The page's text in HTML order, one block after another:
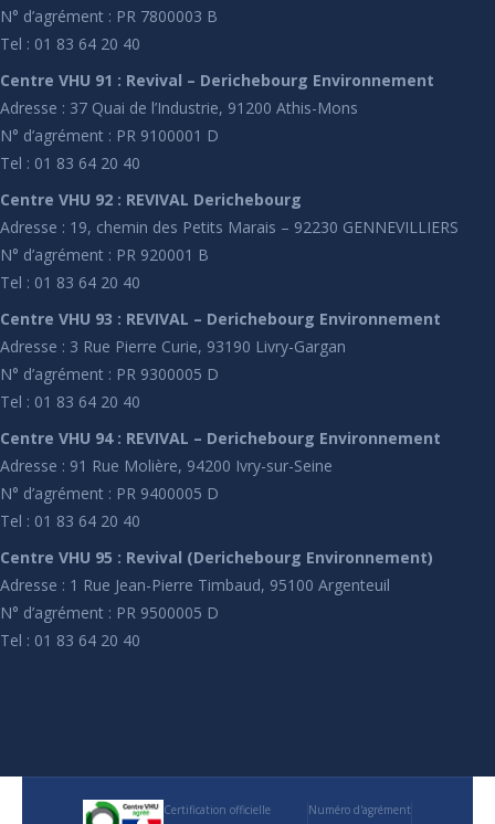
N° d’agrément : PR 7800003 B
Tel : 01 83 64 20 40
Centre VHU 91 : Revival – Derichebourg Environnement
Adresse : 37 Quai de l’Industrie, 91200 Athis-Mons
N° d’agrément : PR 9100001 D
Tel : 01 83 64 20 40
Centre VHU 92 : REVIVAL Derichebourg
Adresse : 19, chemin des Petits Marais – 92230 GENNEVILLIERS
N° d’agrément : PR 920001 B
Tel : 01 83 64 20 40
Centre VHU 93 : REVIVAL – Derichebourg Environnement
Adresse : 3 Rue Pierre Curie, 93190 Livry-Gargan
N° d’agrément : PR 9300005 D
Tel : 01 83 64 20 40
Centre VHU 94 : REVIVAL – Derichebourg Environnement
Adresse : 91 Rue Molière, 94200 Ivry-sur-Seine
N° d’agrément : PR 9400005 D
Tel : 01 83 64 20 40
Centre VHU 95 : Revival (Derichebourg Environnement)
Adresse : 1 Rue Jean-Pierre Timbaud, 95100 Argenteuil
N° d’agrément : PR 9500005 D
Tel : 01 83 64 20 40
Certification officielle Numéro d'agrément